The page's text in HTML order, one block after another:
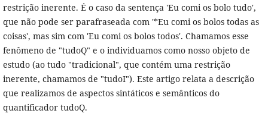
restrição inerente. É o caso da sentença 'Eu comi os bolo tudo',
que não pode ser parafraseada com '*Eu comi os bolos todas as
coisas', mas sim com 'Eu comi os bolos todos'. Chamamos esse
fenômeno de "tudoQ" e o individuamos como nosso objeto de
estudo (ao tudo "tradicional", que contém uma restrição
inerente, chamamos de "tudoI"). Este artigo relata a descrição
que realizamos de aspectos sintáticos e semânticos do
quantificador tudoQ.